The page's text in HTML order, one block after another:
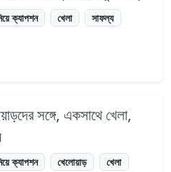
ক্যাপশন খেলা সাফল্য
সঙ্গে, একসাথে খেলা,
ক্যাপশন খেলোয়াড় খেলা